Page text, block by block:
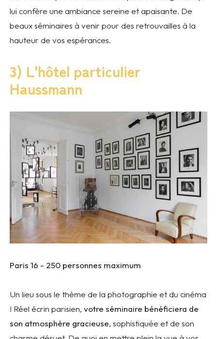
lui confère une ambiance sereine et apaisante. De
beaux séminaires à venir pour des retrouvailles à la
hauteur de vos espérances.
3) L'hôtel particulier
Haussmann
Paris 16 - 250 personnes maximum
Un lieu sous le thème de la photographie et du cinéma
! Réel écrin parisien, votre séminaire bénéficiera de
son atmosphère gracieuse, sophistiquée et de son